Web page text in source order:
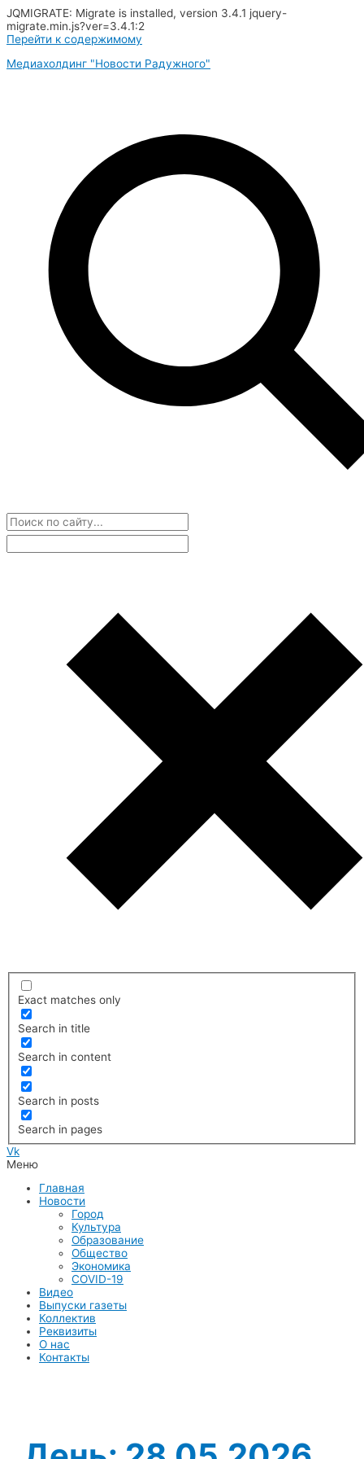
JQMIGRATE: Migrate is installed, version 3.4.1 jquery-
migrate.min.js?ver=3.4.1:2
Перейти к содержимому
Медиахолдинг "Новости Радужного"
Exact matches only
Search in title
Search in content
Search in posts
Search in pages
Vk
Меню
Главная
Новости
Город
Культура
Образование
Общество
Экономика
COVID-19
Видео
Выпуски газеты
Коллектив
Реквизиты
О нас
Контакты